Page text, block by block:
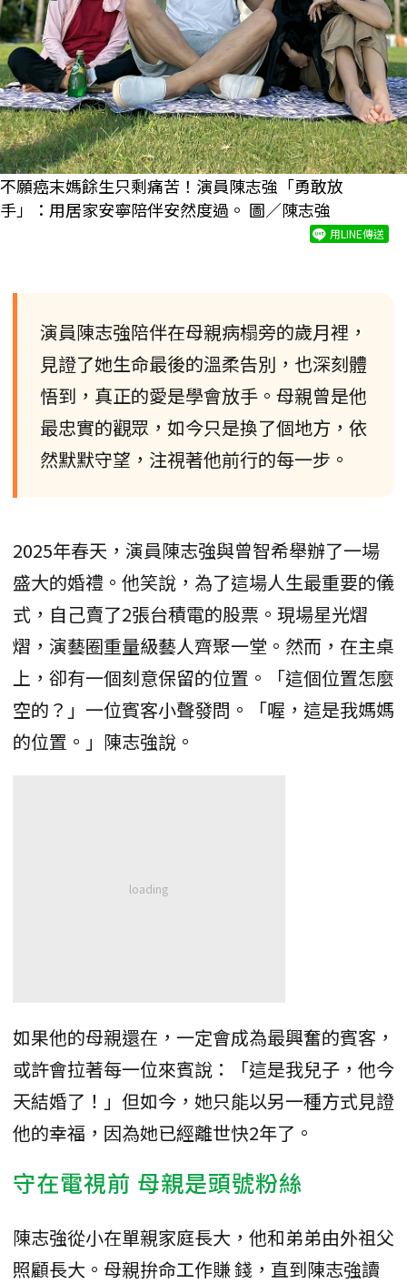
不願癌末媽餘生只剩痛苦！演員陳志強「勇敢放
手」：用居家安寧陪伴安然度過。 圖／陳志強
用LINE傳送
演員陳志強陪伴在母親病榻旁的歲月裡，
見證了她生命最後的溫柔告別，也深刻體
悟到，真正的愛是學會放手。母親曾是他
最忠實的觀眾，如今只是換了個地方，依
然默默守望，注視著他前行的每一步。
2025年春天，演員陳志強與曾智希舉辦了一場
盛大的婚禮。他笑說，為了這場人生最重要的儀
式，自己賣了2張台積電的股票。現場星光熠
熠，演藝圈重量級藝人齊聚一堂。然而，在主桌
上，卻有一個刻意保留的位置。「這個位置怎麼
空的？」一位賓客小聲發問。「喔，這是我媽媽
的位置。」陳志強說。
如果他的母親還在，一定會成為最興奮的賓客，
或許會拉著每一位來賓說：「這是我兒子，他今
天結婚了！」但如今，她只能以另一種方式見證
他的幸福，因為她已經離世快2年了。
守在電視前 母親是頭號粉絲
陳志強從小在單親家庭長大，他和弟弟由外祖父
照顧長大。母親拚命工作賺 錢，直到陳志強讀